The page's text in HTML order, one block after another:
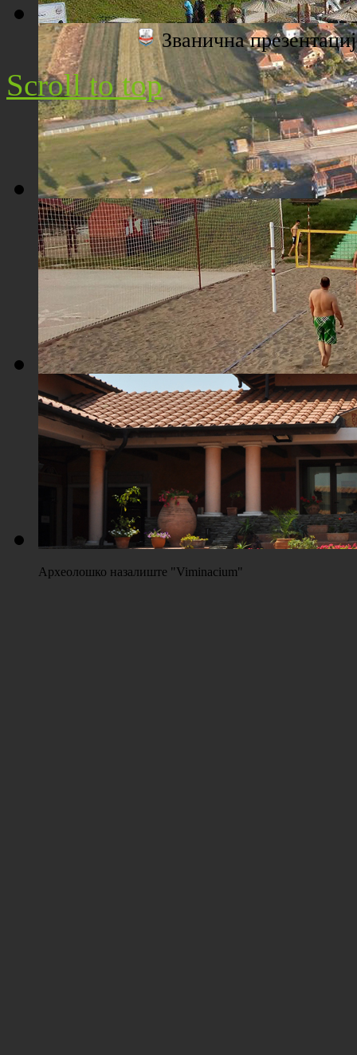
Плажа "Топољар" - Поглед са торња
Плажа "Топољар" - Поглед из ваздуха
Плажа "Топољар" - Терени на песку
Археолошко назалиште "Viminacium"
Званична
Scroll to top